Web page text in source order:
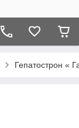
Гепатострон «